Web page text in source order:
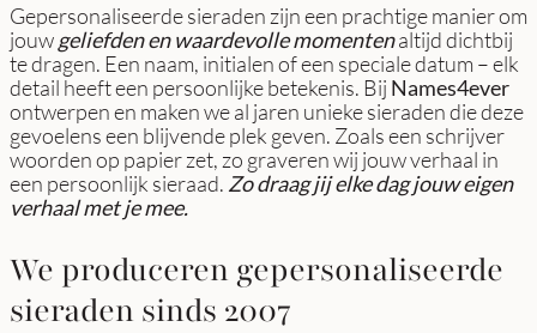
Gepersonaliseerde sieraden zijn een prachtige manier om
jouwgeliefden en waardevolle momentenaltijd dichtbij
te dragen. Een naam, initialen of een speciale datum – elk
detail heeft een persoonlijke betekenis. Bij Names4ever
ontwerpen en maken we al jaren unieke sieraden die deze
gevoelens een blijvende plek geven. Zoals een schrijver
woorden op papier zet, zo graveren wij jouw verhaal in
een persoonlijk sieraad. Zo draag jij elke dag jouw eigen
verhaal met je mee.
We produceren gepersonaliseerde
sieraden sinds 2007